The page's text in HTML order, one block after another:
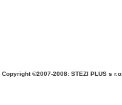
Copyright ©2007-2008: STEZI PLUS s r.o.